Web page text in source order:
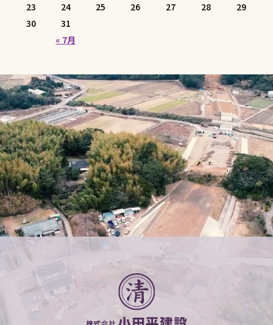
« 7月
23
24 25 26 27 28
29
30
31